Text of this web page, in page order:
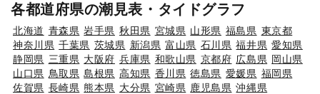
各都道府県の潮見表・タイドグラフ
北海道 青森県 岩手県 秋田県 宮城県 山形県 福島県 東京都
神奈川県 千葉県 茨城県 新潟県 富山県 石川県 福井県 愛知県
静岡県 三重県 大阪府 兵庫県 和歌山県 京都府 広島県 岡山県
山口県 鳥取県 島根県 高知県 香川県 徳島県 愛媛県 福岡県
佐賀県 長崎県 熊本県 大分県 宮崎県 鹿児島県 沖縄県